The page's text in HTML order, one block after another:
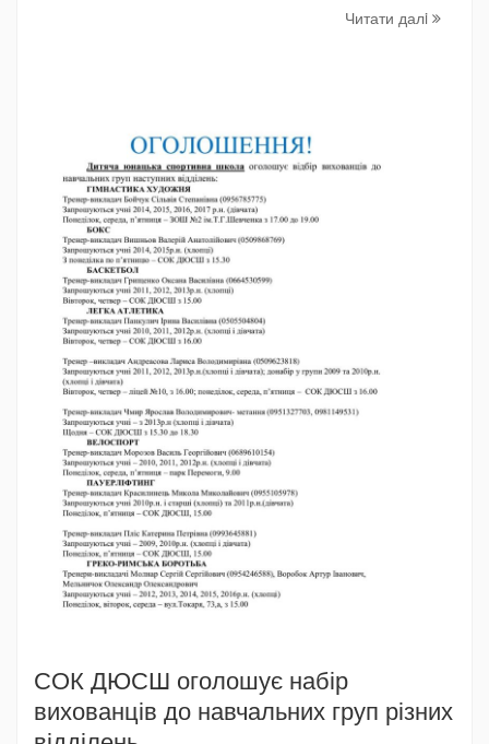
Читати далi
СОК ДЮСШ оголошує набір
вихованців до навчальних груп різних